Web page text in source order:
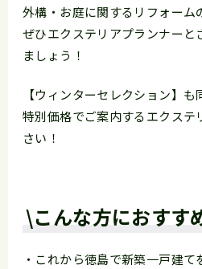
外構・お庭に関するリフォーム
ぜひエクステリアプランナーと
ましょう！
【ウィンターセレクション】
特別価格でご案内するエクステ
さい！
\こんな方におすす
・これから徳島で新築一戸建